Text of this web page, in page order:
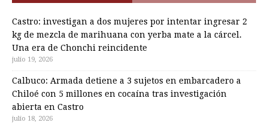
Castro: investigan a dos mujeres por intentar ingresar 2
kg de mezcla de marihuana con yerba mate a la cárcel.
Una era de Chonchi reincidente
julio 19, 2026
Calbuco: Armada detiene a 3 sujetos en embarcadero a
Chiloé con 5 millones en cocaína tras investigación
abierta en Castro
julio 18, 2026